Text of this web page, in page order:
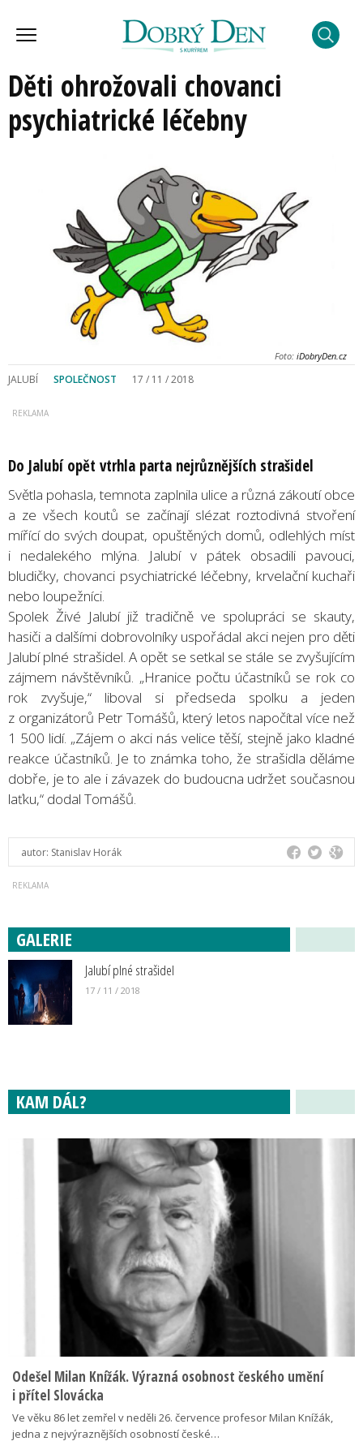
Děti ohrožovali chovanci
psychiatrické léčebny
Foto: iDobryDen.cz
JALUBÍ SPOLEČNOST 17 / 11 / 2018
Do Jalubí opět vtrhla parta nejrůznějších strašidel
Světla pohasla, temnota zaplnila ulice a různá zákoutí obce
a ze všech koutů se začínají slézat roztodivná stvoření
mířící do svých doupat, opuštěných domů, odlehlých míst
i nedalekého mlýna. Jalubí v pátek obsadili pavouci,
bludičky, chovanci psychiatrické léčebny, krvelační kuchaři
nebo loupežníci.
Spolek Živé Jalubí již tradičně ve spolupráci se skauty,
hasiči a dalšími dobrovolníky uspořádal akci nejen pro děti
Jalubí plné strašidel. A opět se setkal se stále se zvyšujícím
zájmem návštěvníků. „Hranice počtu účastníků se rok co
rok zvyšuje,“ liboval si předseda spolku a jeden
z organizátorů Petr Tomášů, který letos napočítal více než
1 500 lidí. „Zájem o akci nás velice těší, stejně jako kladné
reakce účastníků. Je to známka toho, že strašidla děláme
dobře, je to ale i závazek do budoucna udržet současnou
laťku,“ dodal Tomášů.
autor: Stanislav Horák
GALERIE
Jalubí plné strašidel
17 / 11 / 2018
KAM DÁL?
Odešel Milan Knížák. Výrazná osobnost českého umění
i přítel Slovácka
Ve věku 86 let zemřel v neděli 26. července profesor Milan Knížák,
jedna z nejvýraznějších osobností české…